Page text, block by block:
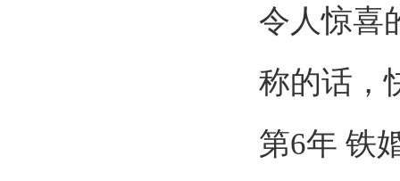
令人惊喜
称的话，
第6年 铁